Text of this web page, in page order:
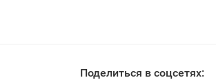
Поделиться в соцсетях: